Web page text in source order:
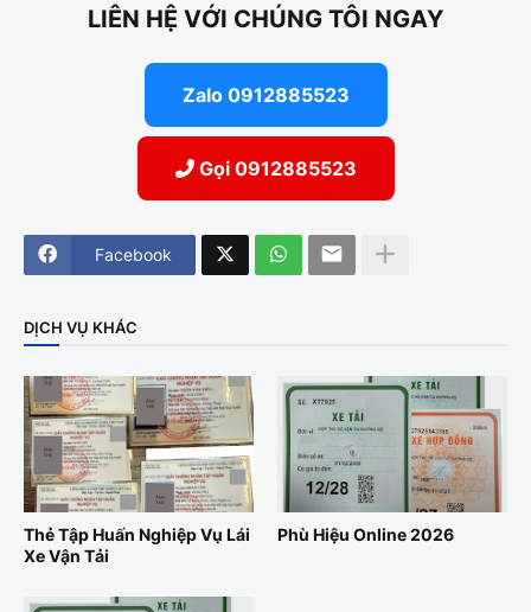
LIÊN HỆ VỚI CHÚNG TÔI NGAY
Zalo 0912885523
Gọi 0912885523
Facebook
DỊCH VỤ KHÁC
Thẻ Tập Huấn Nghiệp Vụ Lái
Xe Vận Tải
Phù Hiệu Online 2026